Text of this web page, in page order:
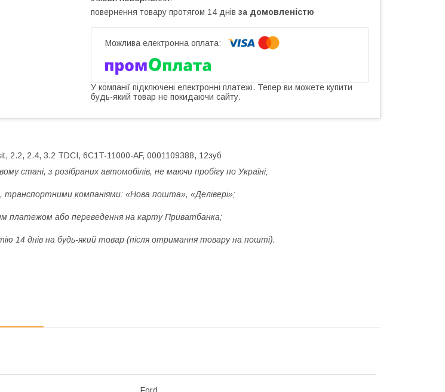
повернення товару протягом 14 днів за домовленістю
У компанії підключені електронні платежі. Тепер ви можете купити
будь-який товар не покидаючи сайту.
2.2, 2.4, 3.2 TDCI, 6C1T-11000-AF, 0001109388, 12зуб
стані, з розібраних автомобілів, не маючи пробігу по Україні;
транспортними компаніями: «Нова пошта», «Делівері»;
платежом або переведення на карту Приватбанка;
14 днів на будь-який товар (після отримання товару на пошті).
Ford